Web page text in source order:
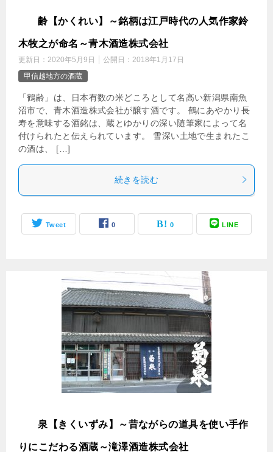
鶴齢【かくれい】～銘柄は江戸時代の人気作家鈴
木牧之が命名～青木酒造株式会社
更新日： 2020年5月9日 公開日： 2018年1月17日
甲信越地方の酒蔵
「鶴齢」は、日本有数の米どころとして名高い新潟県南魚
沼市で、青木酒造株式会社が醸す酒です。 鶴にあやかり長
寿を意味する酒銘は、蔵とゆかりの深い随筆家によって名
付けられたと伝えられています。 雪深い土地で生まれたこ
の酒は、 […]
続きを読む
Tweet 0 0 LINE
泉【きくいずみ】～昔ながらの道具を使い手作
りにこだわる酒蔵～滝澤酒造株式会社